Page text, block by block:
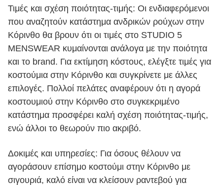
Τιμές και σχέση ποιότητας-τιμής: Οι ενδιαφερόμενοι
που αναζητούν κατάστημα ανδρικών ρούχων στην
Κόρινθο θα βρουν ότι οι τιμές στο STUDIO 5
MENSWEAR κυμαίνονται ανάλογα με την ποιότητα
και το brand. Για εκτίμηση κόστους, ελέγξτε τιμές για
κοστούμια στην Κόρινθο και συγκρίνετε με άλλες
επιλογές. Πολλοί πελάτες αναφέρουν ότι η αγορά
κοστουμιού στην Κόρινθο στο συγκεκριμένο
κατάστημα προσφέρει καλή σχέση ποιότητας-τιμής,
ενώ άλλοι το θεωρούν πιο ακριβό.
Δοκιμές και υπηρεσίες: Για όσους θέλουν να
αγοράσουν επίσημο κοστούμι στην Κόρινθο με
σιγουριά, καλό είναι να κλείσουν ραντεβού για